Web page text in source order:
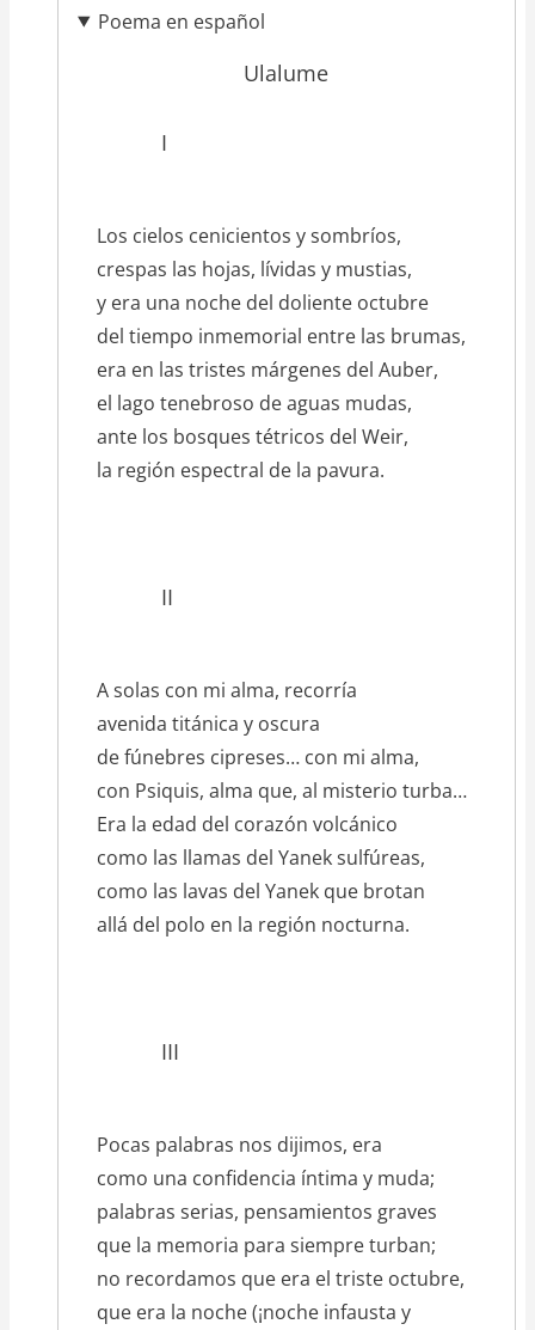
Poema en español
Ulalume
I
Los cielos cenicientos y sombríos,
crespas las hojas, lívidas y mustias,
y era una noche del doliente octubre
del tiempo inmemorial entre las brumas,
era en las tristes márgenes del Auber,
el lago tenebroso de aguas mudas,
ante los bosques tétricos del Weir,
la región espectral de la pavura.
II
A solas con mi alma, recorría
avenida titánica y oscura
de fúnebres cipreses… con mi alma,
con Psiquis, alma que, al misterio turba…
Era la edad del corazón volcánico
como las llamas del Yanek sulfúreas,
como las lavas del Yanek que brotan
allá del polo en la región nocturna.
III
Pocas palabras nos dijimos, era
como una confidencia íntima y muda;
palabras serias, pensamientos graves
que la memoria para siempre turban;
no recordamos que era el triste octubre,
que era la noche (¡noche infausta y